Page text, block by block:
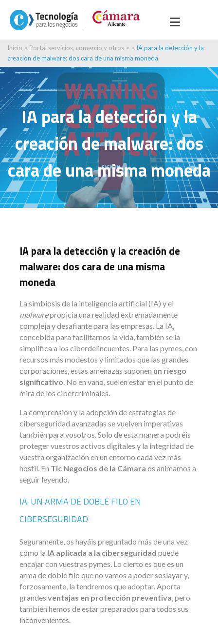
Inicio > Portal servicios, comercio y otros > > IA para la detección y la
creación de malware: dos cara de una misma moneda
IA para la detección y la
creación de malware: dos
cara de una misma moneda
IA para la detección y la creación de
malware: dos cara de una misma
moneda
La simbiosis de la inteligencia artificial (IA) y el
malwarepropicia una realidad extremadamente
compleja y desafiante para las empresas. La IA,
concebida para facilitarnos la vida, también se la
simplifica a los ciberdelincuentes. Para las pymes, con
recursos más modestos y limitados que las grandes
corporaciones, estas amenazas suponen un riesgo
significativo. No en vano, suelen estar en el punto de
mira de los cibercriminales.
La comprensión y la adopción de estrategias de
ciberseguridad avanzadas se vuelven imperativas
también para vosotros. Solo de esta manera podréis
proteger vuestros activos digitales y la integridad de
vuestra organización en un entorno cada vez más
hostil. En Tic Negocios de la Cámara os animamos a
seguir leyendo.
IA: UN ARMA DE DOBLE FILO EN
CIBERSEGURIDAD
Seguramente, os hayáis preguntado más de una vez
cómo la IA aplicada a la ciberseguridad puede
encajar con vuestras pymes. Lo cierto es que es un
arma de doble filo que no vamos a poder soslayar y,
forzosamente, la tendremos que adoptar. Aporta
grandes ventajas en protección preventiva, pero
también hemos de estar preparados para todos sus
inconvenientes.